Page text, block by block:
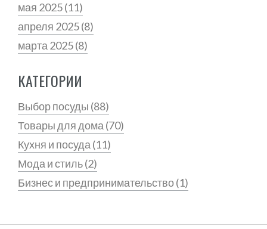
мая 2025(11)
апреля 2025(8)
марта 2025(8)
КАТЕГОРИИ
Выбор посуды (88)
Товары для дома(70)
Кухня и посуда(11)
Мода и стиль(2)
Бизнес и предпринимательство(1)